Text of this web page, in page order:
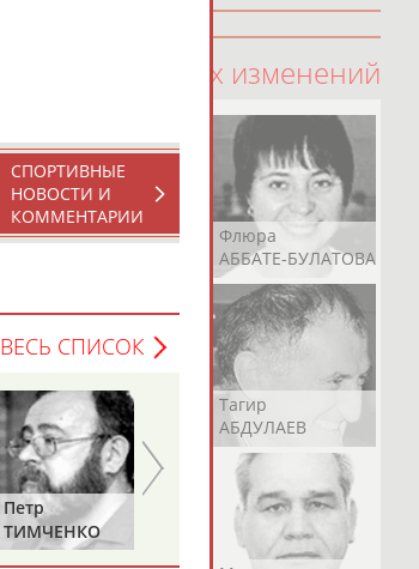
100 последних изменений
Ростом
Флюра
АББАТЕ-БУЛАТОВА
Рамазан
АБДУЛАЕВ
Тагир
АБДУЛАЕВ
СПОРТИВНЫЕ
НОВОСТИ И
КОММЕНТАРИИ
ВЕСЬ СПИСОК
Елена
ДАВЫДОВА
Татьяна
ДОРОВСКИХ
(САМОЛЕНКО,